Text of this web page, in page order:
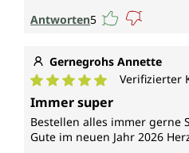
Antworten5
Gernegrohs Annette
Durchschnittliche
Verifizierter
Immer super
Bestellen alles immer gerne
Gute im neuen Jahr 2026